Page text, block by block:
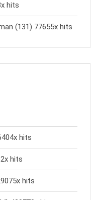
hits
(131) 77655x hits
hits
hits
hits